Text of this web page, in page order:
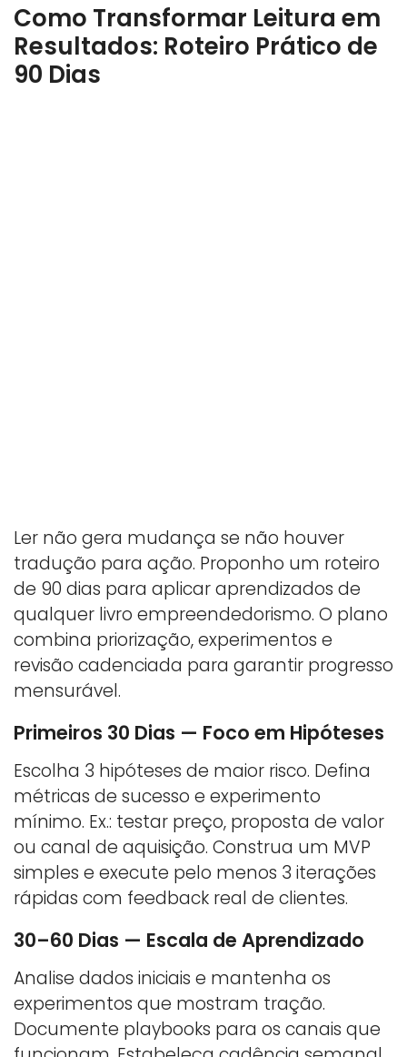
Como Transformar Leitura em
Resultados: Roteiro Prático de
90 Dias
Ler não gera mudança se não houver
tradução para ação. Proponho um roteiro
de 90 dias para aplicar aprendizados de
qualquer livro empreendedorismo. O plano
combina priorização, experimentos e
revisão cadenciada para garantir progresso
mensurável.
Primeiros 30 Dias — Foco em Hipóteses
Escolha 3 hipóteses de maior risco. Defina
métricas de sucesso e experimento
mínimo. Ex.: testar preço, proposta de valor
ou canal de aquisição. Construa um MVP
simples e execute pelo menos 3 iterações
rápidas com feedback real de clientes.
30–60 Dias — Escala de Aprendizado
Analise dados iniciais e mantenha os
experimentos que mostram tração.
Documente playbooks para os canais que